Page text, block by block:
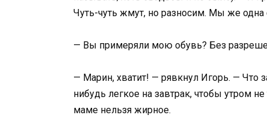
Чуть-чуть жмут, но разносим. Мы же одна
— Вы примеряли мою обувь? Без
— Марин, хватит! — рявкнул Игорь. — Что
нибудь легкое на завтрак, чтобы утром
маме нельзя жирное.